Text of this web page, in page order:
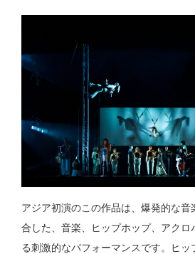
アジア初演のこの作品は、爆発的な音
合した、音楽、ヒップホップ、アクロ
る刺激的なパフォーマンスです。ヒ